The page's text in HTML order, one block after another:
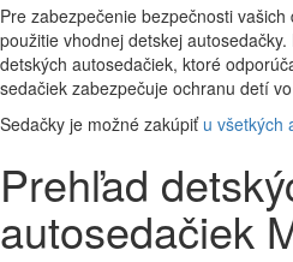
Pre zabezpečenie bezpečnosti
použitie vhodnej detskej
detských autosedačiek, ktoré
sedačiek zabezpečuje ochranu detí
Sedačky je možné zakúpiť u všetkých
Prehľad
autosedačiek